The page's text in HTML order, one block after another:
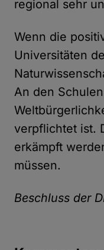
regional sehr
Wenn die
Universitäten
An den
verpflichtet ist.
erkämpft
müssen.
Beschluss der